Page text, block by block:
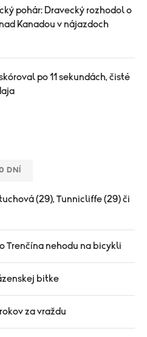
Kanadou v nájazdoch
DNÍ
(29), Tunnicliffe (29) či
Trenčína nehodu na bicykli
bitke
za vraždu